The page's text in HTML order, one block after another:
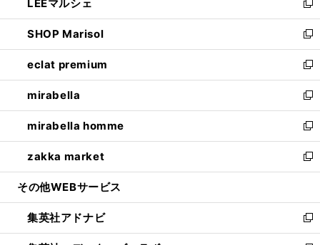
く
で
開
く
ド
ウ
で
開
く
ィ
ン
ド
ウ
で
開
く
い
ウ
ィ
ン
ド
ウ
で
開
く
LEEマルシェ
新
し
い
ウ
ィ
ン
ド
ウ
で
開
く
SHOP Marisol
新
し
い
ウ
ィ
ン
ド
ウ
で
開
eclat premium
新
し
い
ウ
ィ
ン
ド
ウ
開
く
mirabella
新
し
い
ウ
ィ
ン
ウ
で
開
mirabella homme
新
し
い
ウ
ン
ド
ウ
zakka market
新
し
ウ
ィ
ン
その他WEBサービス
集英社アドナビ
新
し